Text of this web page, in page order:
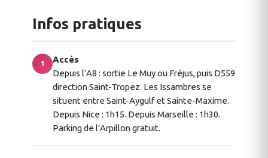
Infos pratiques
1
Accès
Depuis l’A8 : sortie Le Muy ou Fréjus, puis D559
direction Saint-Tropez. Les Issambres se
situent entre Saint-Aygulf et Sainte-Maxime.
Depuis Nice : 1h15. Depuis Marseille : 1h30.
Parking de l’Arpillon gratuit.